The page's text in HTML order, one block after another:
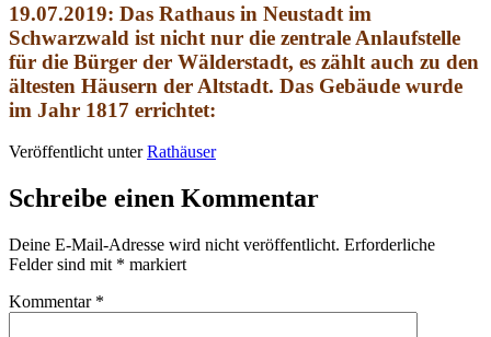
19.07.2019: Das Rathaus in Neustadt im
Schwarzwald ist nicht nur die zentrale Anlaufstelle
für die Bürger der Wälderstadt, es zählt auch zu den
ältesten Häusern der Altstadt. Das Gebäude wurde
im Jahr 1817 errichtet:
Veröffentlicht unter Rathäuser
Schreibe einen Kommentar
Deine E-Mail-Adresse wird nicht veröffentlicht. Erforderliche
Felder sind mit * markiert
Kommentar *